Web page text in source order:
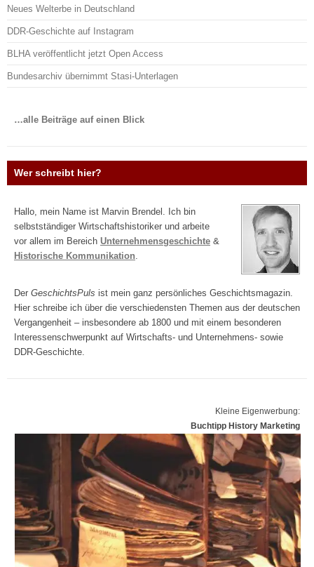
Neues Welterbe in Deutschland
DDR-Geschichte auf Instagram
BLHA veröffentlicht jetzt Open Access
Bundesarchiv übernimmt Stasi-Unterlagen
…alle Beiträge auf einen Blick
Wer schreibt hier?
Hallo, mein Name ist Marvin Brendel. Ich bin
selbstständiger Wirtschaftshistoriker und arbeite
vor allem im Bereich Unternehmensgeschichte &
Historische Kommunikation
Der GeschichtsPuls ist mein ganz persönliches Geschichtsmagazin.
Hier schreibe ich über die verschiedensten Themen aus der deutschen
Vergangenheit – insbesondere ab 1800 und mit einem besonderen
Interessenschwerpunkt auf Wirtschafts- und Unternehmens- sowie
DDR-Geschichte.
Kleine Eigenwerbung:
Buchtipp History Marketing